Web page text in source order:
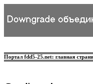
Портал fdd5-25.net: главная